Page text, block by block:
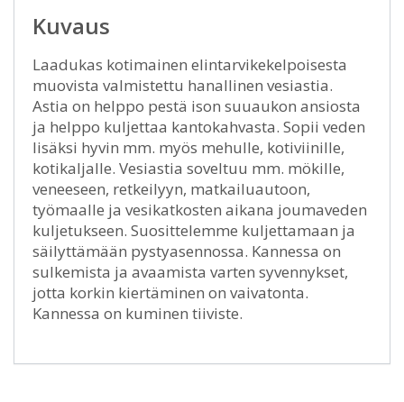
Kuvaus
Laadukas kotimainen elintarvikekelpoisesta
muovista valmistettu hanallinen vesiastia.
Astia on helppo pestä ison suuaukon ansiosta
ja helppo kuljettaa kantokahvasta. Sopii veden
lisäksi hyvin mm. myös mehulle, kotiviinille,
kotikaljalle. Vesiastia soveltuu mm. mökille,
veneeseen, retkeilyyn, matkailuautoon,
työmaalle ja vesikatkosten aikana joumaveden
kuljetukseen. Suosittelemme kuljettamaan ja
säilyttämään pystyasennossa. Kannessa on
sulkemista ja avaamista varten syvennykset,
jotta korkin kiertäminen on vaivatonta.
Kannessa on kuminen tiiviste.